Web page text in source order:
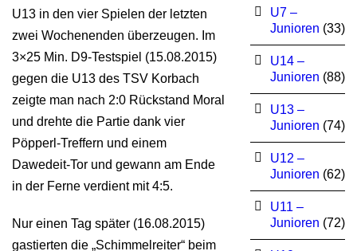
U13 in den vier Spielen der letzten
zwei Wochenenden überzeugen. Im
3×25 Min. D9-Testspiel (15.08.2015)
gegen die U13 des TSV Korbach
zeigte man nach 2:0 Rückstand Moral
und drehte die Partie dank vier
Pöpperl-Treffern und einem
Dawedeit-Tor und gewann am Ende
in der Ferne verdient mit 4:5.
Nur einen Tag später (16.08.2015)
gastierten die „Schimmelreiter“ beim
U7 –
Junioren (33)
U14 –
Junioren (88)
U13 –
Junioren (74)
U12 –
Junioren (62)
U11 –
Junioren (72)